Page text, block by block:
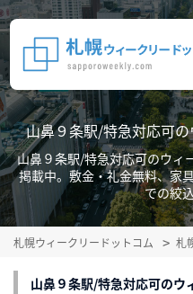
山鼻９条駅/特急対応可
山鼻９条駅/特急対応可のウィ
掲載中。敷金・礼金無料、家
での絞
札幌ウィークリードットコム 札
山鼻９条駅/特急対応可のウ